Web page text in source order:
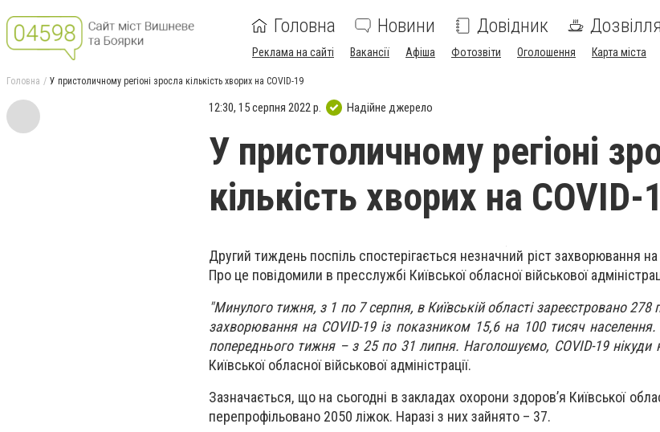
Головна Новини Довідник Дозвілля
Реклама на сайті Вакансії Афіша Фотозвіти Оголошення Карта міста
Головна У пристоличному регіоні зросла кількість хворих на COVID-19
12:30, 15 серпня 2022 р. Надійне джерело
У пристоличному регіоні
кількість хворих на COVID-
Другий тиждень поспіль спостерігається незначний ріст захворювання
Про це повідомили в пресслужбі Київської обласної військової
"Минулого тижня, з 1 по 7 серпня, в Київській області зареєстровано 278
захворювання на COVID-19 із показником 15,6 на 100 тисяч
попереднього тижня – з 25 по 31 липня. Наголошуємо, COVID-19 нікуди
Київської обласної військової адміністрації.
Зазначається, що на сьогодні в закладах охорони здоров’я Київської
перепрофільовано 2050 ліжок. Наразі з них зайнято – 37.